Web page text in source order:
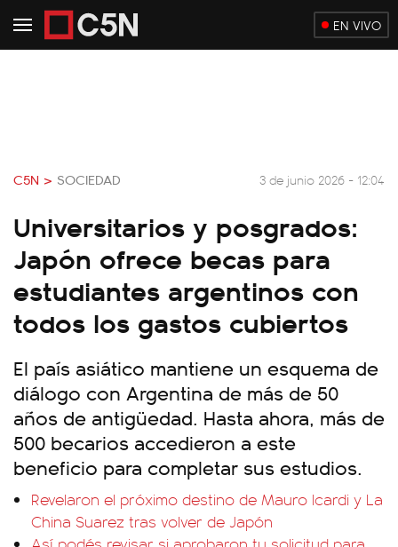
EN VIVO
C5N > SOCIEDAD 3 de junio 2026 - 12:04
Universitarios y posgrados:
Japón ofrece becas para
estudiantes argentinos con
todos los gastos cubiertos
El país asiático mantiene un esquema de
diálogo con Argentina de más de 50
años de antigüedad. Hasta ahora, más de
500 becarios accedieron a este
beneficio para completar sus estudios.
Revelaron el próximo destino de Mauro Icardi y La
China Suarez tras volver de Japón